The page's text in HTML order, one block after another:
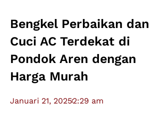
Bengkel Perbaikan dan
Cuci AC Terdekat di
Pondok Aren dengan
Harga Murah
Januari 21, 20252:29 am